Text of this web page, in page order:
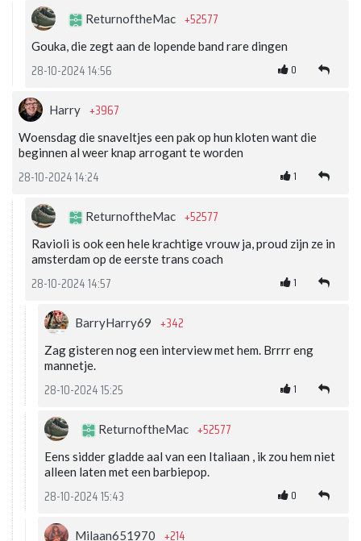
ReturnoftheMac +52577
Gouka, die zegt aan de lopende band rare dingen
28-10-2024 14:56 0
Harry +3967
Woensdag die snaveltjes een pak op hun kloten want die
beginnen al weer knap arrogant te worden
28-10-2024 14:24 1
ReturnoftheMac +52577
Ravioli is ook een hele krachtige vrouw ja, proud zijn ze in
amsterdam op de eerste trans coach
28-10-2024 14:57 1
BarryHarry69 +342
Zag gisteren nog een interview met hem. Brrrr eng
mannetje.
28-10-2024 15:25 1
ReturnoftheMac +52577
Eens sidder gladde aal van een Italiaan , ik zou hem niet
alleen laten met een barbiepop.
28-10-2024 15:43 0
Milaan651970 +214